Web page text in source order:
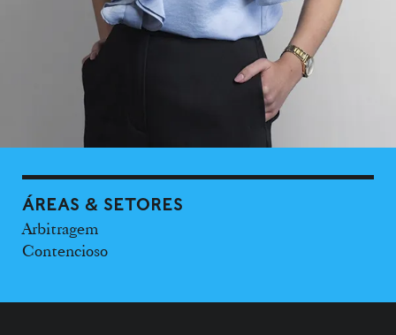
ÁREAS & SETORES
Arbitragem
Contencioso